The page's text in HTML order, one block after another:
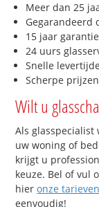
Meer dan 25
Gegarandeerd
15 jaar
24 uurs
Snelle
Scherpe prijzen
Wilt u
Als glasspecialist
uw woning of
krijgt u
keuze. Bel of vul
hieronze tarieven
eenvoudig!